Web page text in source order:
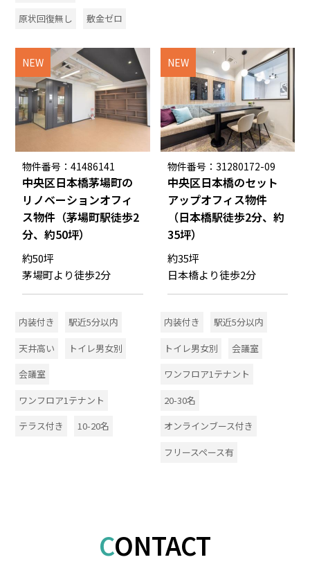
原状回復無し
敷金ゼロ
NEW
物件番号：41486141
中央区日本橋茅場町の
リノベーションオフィ
ス物件（茅場町駅徒歩2
分、約50坪）
約50坪
茅場町より徒歩2分
内装付き
駅近5分以内
天井高い
トイレ男女別
会議室
ワンフロア1テナント
テラス付き
10-20名
NEW
物件番号：31280172-09
中央区日本橋のセット
アップオフィス物件
（日本橋駅徒歩2分、約
35坪）
約35坪
日本橋より徒歩2分
内装付き
駅近5分以内
トイレ男女別
会議室
ワンフロア1テナント
20-30名
オンラインブース付き
フリースペース有
CONTACT